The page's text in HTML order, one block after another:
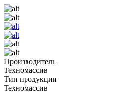
Производитель
Техномассив
Тип продукции
Техномассив